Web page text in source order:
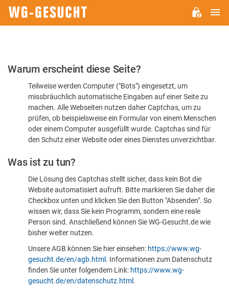
Bitte
dass
sind
Warum erscheint diese Seite?
Teilweise werden Computer ("Bots") eingesetzt, um
missbräuchlich automatische Eingaben auf einer Seite zu
machen. Alle Webseiten nutzen daher Captchas, um zu
prüfen, ob beispielsweise ein Formular von einem Menschen
oder einem Computer ausgefüllt wurde. Captchas sind für
den Schutz einer Website oder eines Dienstes unverzichtbar.
Was ist zu tun?
Die Lösung des Captchas stellt sicher, dass kein Bot die
Website automatisiert aufruft. Bitte markieren Sie daher die
Checkbox unten und klicken Sie den Button "Absenden". So
wissen wir, dass Sie kein Programm, sondern eine reale
Person sind. Anschließend können Sie WG-Gesucht.de wie
bisher weiter nutzen.
Unsere AGB können Sie hier einsehen: https://www.wg-
gesucht.de/en/agb.html . Informationen zum Datenschutz
finden Sie unter folgendem Link: https://www.wg-
gesucht.de/en/datenschutz.html .